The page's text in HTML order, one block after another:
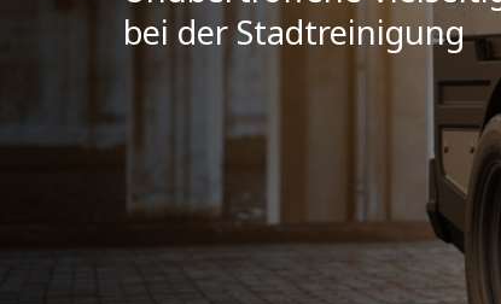
bei der Stadtreinigung
bei der Stadtreinigung
bei der Stadtreinigung